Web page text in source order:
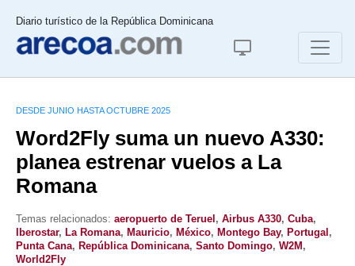
Diario turístico de la República Dominicana
DESDE JUNIO HASTA OCTUBRE 2025
Word2Fly suma un nuevo A330:
planea estrenar vuelos a La
Romana
Temas relacionados: aeropuerto de Teruel , Airbus A330, Cuba,
Iberostar, La Romana, Mauricio, México, Montego Bay, Portugal ,
Punta Cana, República Dominicana, Santo Domingo, W2M ,
World2Fly